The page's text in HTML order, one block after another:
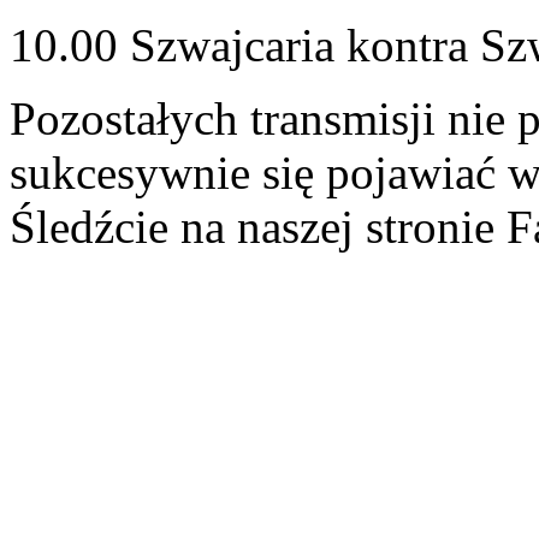
10.00 Szwajcaria kontra
Pozostałych transmisji nie
sukcesywnie się pojawiać
Śledźcie na naszej stronie